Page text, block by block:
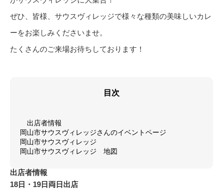
ぜひ、皆様、サウスヴィレッジで様々な種類の美味しいカレ
ーをお楽しみくださいませ。
たくさんのご来場お待ちしております！
目次
出店者情報
岡山市サウスヴィレッジさんのイベントページ
岡山市サウスヴィレッジ
岡山市サウスヴィレッジ 地図
出店者情報
18日・19日両日出店